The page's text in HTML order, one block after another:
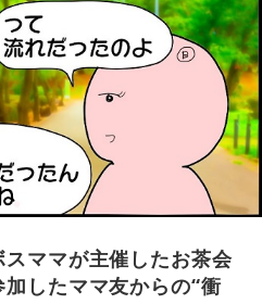
スママが主催したお茶会
したママ友からの“衝